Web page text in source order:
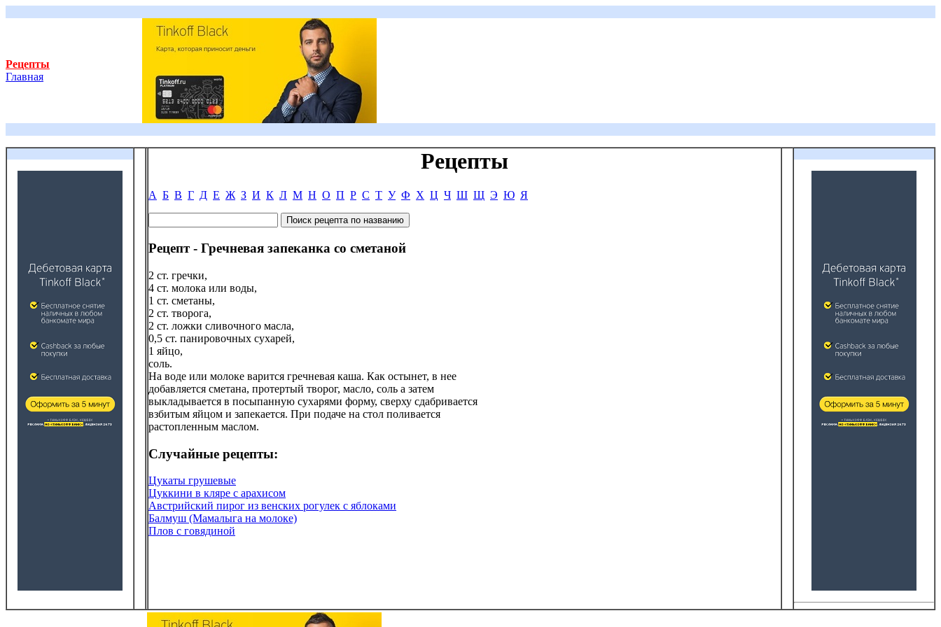
Рецепты
Главная
Рецепты
А Б В Г Д Е Ж З И К Л М Н О П Р С Т У Ф Х Ц Ч Ш Щ Э Ю Я
Рецепт - Гречневая запеканка со сметаной
2 ст. гречки,
4 ст. молока или воды,
1 ст. сметаны,
2 ст. творога,
2 ст. ложки сливочного масла,
0,5 ст. панировочных сухарей,
1 яйцо,
соль.
На воде или молоке варится гречневая каша. Как остынет, в нее
добавляется сметана, протертый творог, масло, соль а затем
выкладывается в посыпанную сухарями форму, сверху сдабривается
взбитым яйцом и запекается. При подаче на стол поливается
растопленным маслом.
Случайные рецепты:
Цукаты грушевые
Цуккини в кляре с арахисом
Австрийский пирог из венских рогулек с яблоками
Балмуш (Мамалыга на молоке)
Плов с говядиной